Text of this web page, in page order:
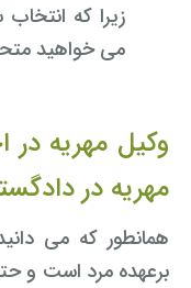
زیرا که
می خواهید
وکیل مهریه
مهریه در
همانطور که می
برعهده مرد است و